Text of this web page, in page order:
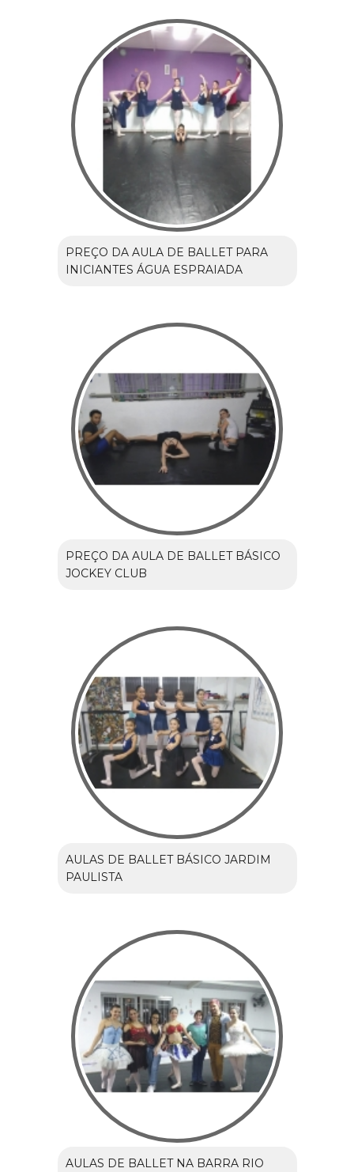
PREÇO DA AULA DE BALLET PARA
INICIANTES ÁGUA ESPRAIADA
PREÇO DA AULA DE BALLET BÁSICO
JOCKEY CLUB
AULAS DE BALLET BÁSICO JARDIM
PAULISTA
AULAS DE BALLET NA BARRA RIO